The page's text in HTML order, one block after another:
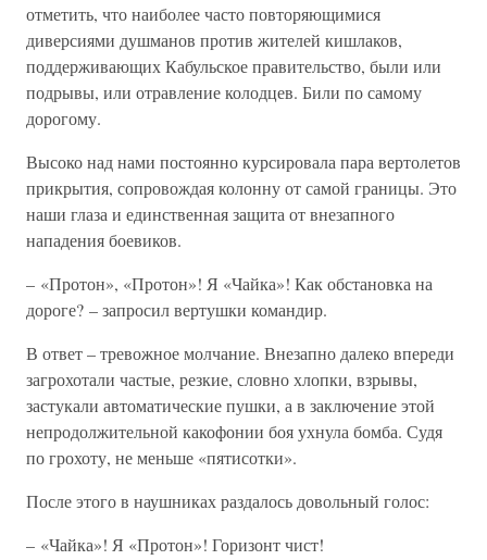
отметить, что наиболее часто повторяющимися
диверсиями душманов против жителей кишлаков,
поддерживающих Кабульское правительство, были или
подрывы, или отравление колодцев. Били по самому
дорогому.
Высоко над нами постоянно курсировала пара вертолетов
прикрытия, сопровождая колонну от самой границы. Это
наши глаза и единственная защита от внезапного
нападения боевиков.
– «Протон», «Протон»! Я «Чайка»! Как обстановка на
дороге? – запросил вертушки командир.
В ответ – тревожное молчание. Внезапно далеко впереди
загрохотали частые, резкие, словно хлопки, взрывы,
застукали автоматические пушки, а в заключение этой
непродолжительной какофонии боя ухнула бомба. Судя
по грохоту, не меньше «пятисотки».
После этого в наушниках раздалось довольный голос:
– «Чайка»! Я «Протон»! Горизонт чист!